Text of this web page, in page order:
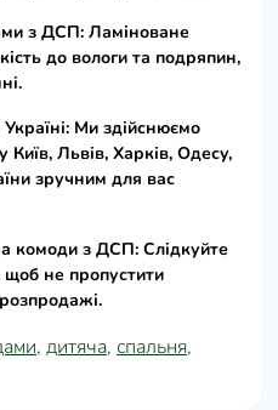
з ДСП: Ламіноване
до вологи та подряпин,
Ми здійснюємо
у Київ, Львів, Харків, Одесу,
зручним для вас
комоди з ДСП: Слідкуйте
не пропустити
, дитяча, спальня,